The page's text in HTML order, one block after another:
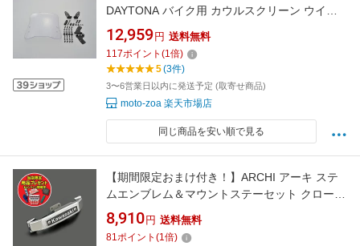
DAYTONA バイク用 カウルスクリーン ウイン
ドシールドRS AXIS Z用 96553
12,959 円 送料無料
117ポイント (1倍)
5(3件)
3〜6営業日以内に発送予定 (取寄せ商品)
moto-zoa 楽天市場店
同じ商品を安い順で見る
【期間限定おまけ付き！】ARCHI アーキ ステ
ムエンブレム＆マウントステーセット クローム
メッキ Z900RS
8,910 円 送料無料
81ポイント (1倍)